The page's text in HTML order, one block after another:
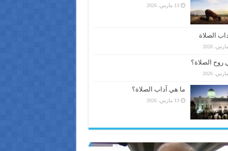
13 مارس، 2026
الصلاة
روح الصلاة؟
ما هي آداب الصلاة؟
13 مارس، 2026